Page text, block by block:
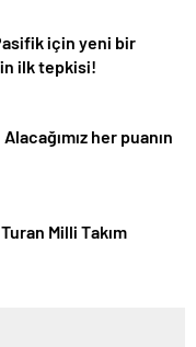
için yeni bir
ilk tepkisi!
her puanın
Milli Takım